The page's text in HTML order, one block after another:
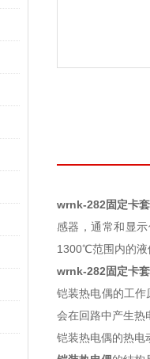
wrnk-282固定卡
感器，通常和显
1300℃范围内的液
wrnk-282固定卡
铠装热电偶的工
会在回路中产生热
铠装热电偶的热电